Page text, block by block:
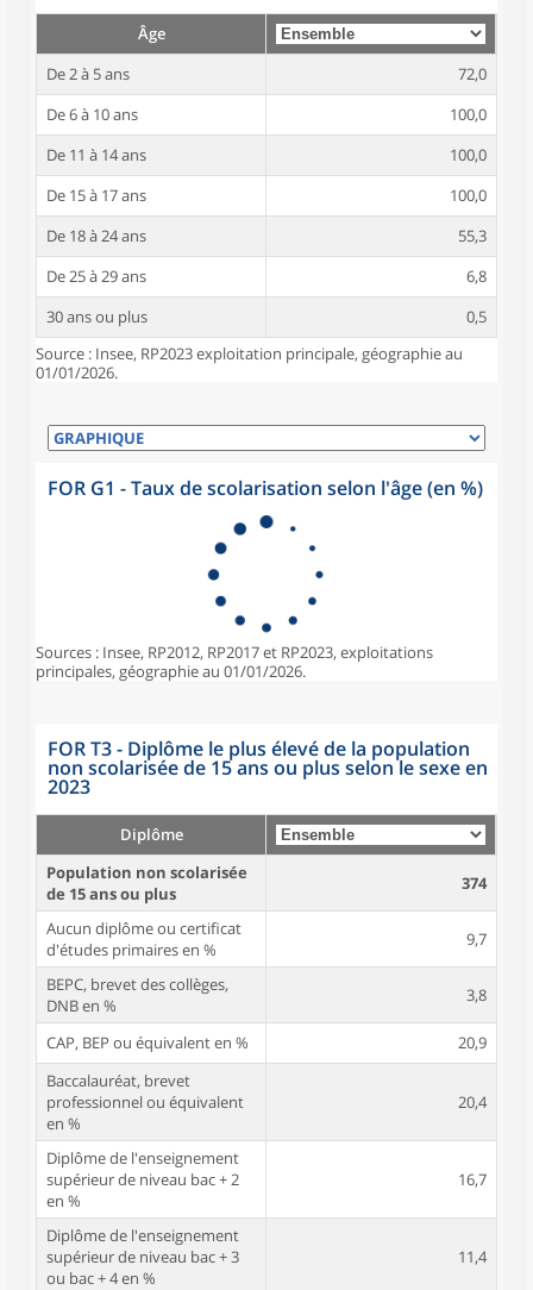
Âge
De 2 à 5 ans
72,0
De 6 à 10 ans
100,0
De 11 à 14 ans
100,0
De 15 à 17 ans
100,0
De 18 à 24 ans
55,3
De 25 à 29 ans
6,8
30 ans ou plus
0,5
Source : Insee, RP2023 exploitation principale, géographie au
01/01/2026.
FOR G1 - Taux de scolarisation selon l'âge (en %)
Sources : Insee, RP2012, RP2017 et RP2023, exploitations
principales, géographie au 01/01/2026.
FOR T3 - Diplôme le plus élevé de la population
non scolarisée de 15 ans ou plus selon le sexe en
2023
Diplôme
Population non scolarisée
de 15 ans ou plus
374
Aucun diplôme ou certificat
d'études primaires en %
9,7
BEPC, brevet des collèges,
DNB en %
3,8
CAP, BEP ou équivalent en %
20,9
Baccalauréat, brevet
professionnel ou équivalent
en %
20,4
Diplôme de l'enseignement
supérieur de niveau bac + 2
en %
16,7
Diplôme de l'enseignement
supérieur de niveau bac + 3
ou bac + 4 en %
11,4